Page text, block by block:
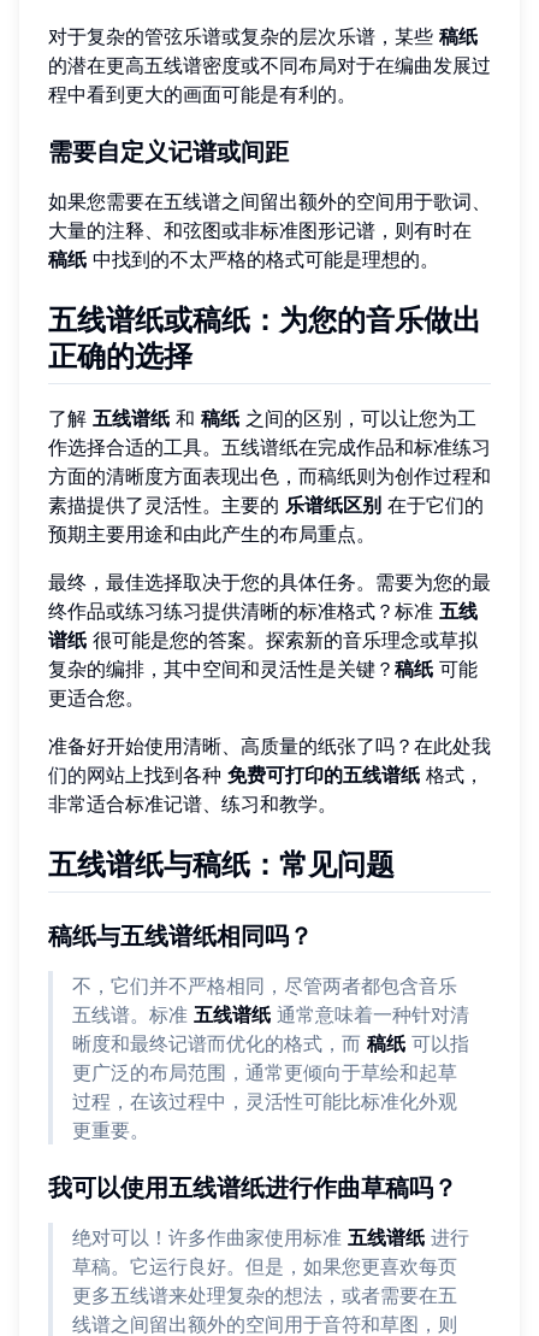
对于复杂的管弦乐谱或复杂的层次乐谱，某些 稿纸
的潜在更高五线谱密度或不同布局对于在编曲发展过
程中看到更大的画面可能是有利的。
需要自定义记谱或间距
如果您需要在五线谱之间留出额外的空间用于歌词、
大量的注释、和弦图或非标准图形记谱，则有时在
稿纸 中找到的不太严格的格式可能是理想的。
五线谱纸或稿纸：为您的音乐做出
正确的选择
了解 五线谱纸 和 稿纸 之间的区别，可以让您为工
作选择合适的工具。五线谱纸在完成作品和标准练习
方面的清晰度方面表现出色，而稿纸则为创作过程和
素描提供了灵活性。主要的 乐谱纸区别 在于它们的
预期主要用途和由此产生的布局重点。
最终，最佳选择取决于您的具体任务。需要为您的最
终作品或练习练习提供清晰的标准格式？标准 五线
谱纸 很可能是您的答案。探索新的音乐理念或草拟
复杂的编排，其中空间和灵活性是关键？ 稿纸 可能
更适合您。
准备好开始使用清晰、高质量的纸张了吗？在此处我
们的网站 上找到各种 免费可打印的五线谱纸 格式，
非常适合标准记谱、练习和教学。
五线谱纸与稿纸：常见问题
稿纸与五线谱纸相同吗？
不，它们并不严格相同，尽管两者都包含音乐
五线谱。标准 五线谱纸 通常意味着一种针对清
晰度和最终记谱而优化的格式，而 稿纸 可以指
更广泛的布局范围，通常更倾向于草绘和起草
过程，在该过程中，灵活性可能比标准化外观
更重要。
我可以使用五线谱纸进行作曲草稿吗？
绝对可以！许多作曲家使用标准 五线谱纸 进行
草稿。它运行良好。但是，如果您更喜欢每页
更多五线谱来处理复杂的想法，或者需要在五
线谱之间留出额外的空间用于音符和草图，则